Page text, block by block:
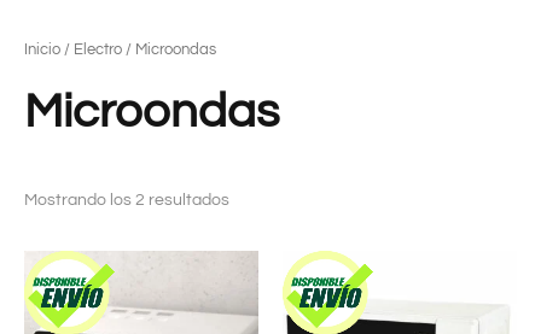
Inicio / Electro / Microondas
Microondas
Mostrando los 2 resultados